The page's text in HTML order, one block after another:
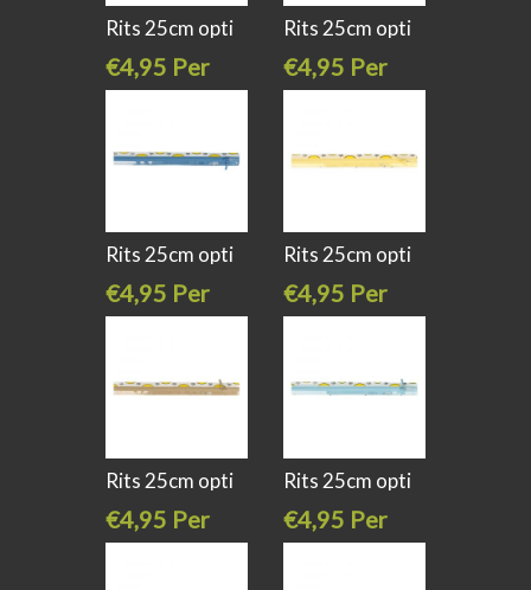
Rits 25cm opti
€4,95 Per
stuk
Rits 25cm opti
€4,95 Per
stuk
Rits 25cm opti
€4,95 Per
stuk
Rits 25cm opti
€4,95 Per
stuk
Rits 25cm opti
€4,95 Per
stuk
Rits 25cm opti
€4,95 Per
stuk